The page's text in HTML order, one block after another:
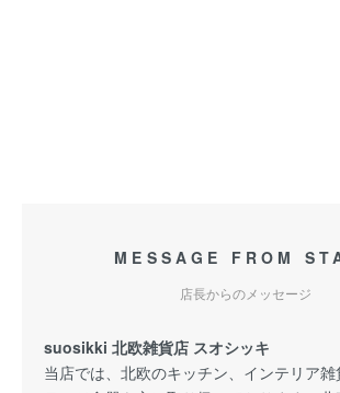
MESSAGE FROM
店長からのメッセージ
suosikki 北欧雑貨店 スオシッキ
当店では、北欧のキッチン、インテリア